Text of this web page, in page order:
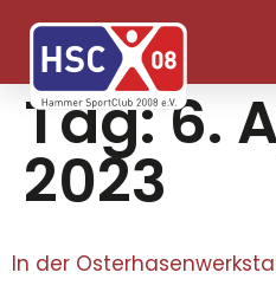
Tag:6.
2023
In der